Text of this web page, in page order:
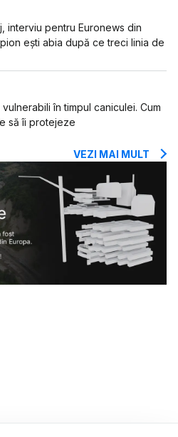
interviu pentru Euronews din
ești abia după ce treci linia de
în timpul caniculei. Cum
să îi protejeze
VEZI MAI MULT